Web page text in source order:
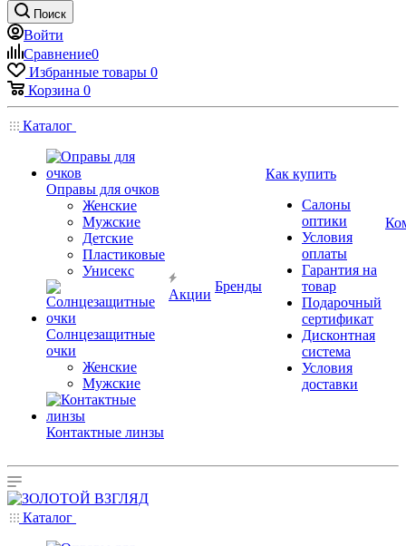
Поиск
Войти
Сравнение0
Избранные товары 0
Корзина 0
Каталог
Оправы для очков
Женские
Мужские
Детские
Пластиковые
Унисекс
Солнцезащитные
очки
Женские
Мужские
Контактные линзы
Акции
Бренды
Как купить
Салоны
оптики
Условия
оплаты
Гарантия на
товар
Подарочный
сертификат
Дисконтная
система
Условия
доставки
Каталог